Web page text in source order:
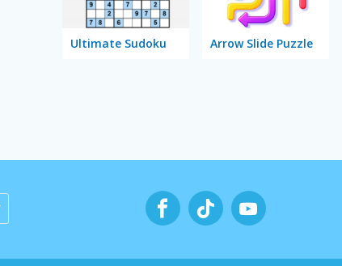
Ultimate Sudoku Arrow Slide Puzzle